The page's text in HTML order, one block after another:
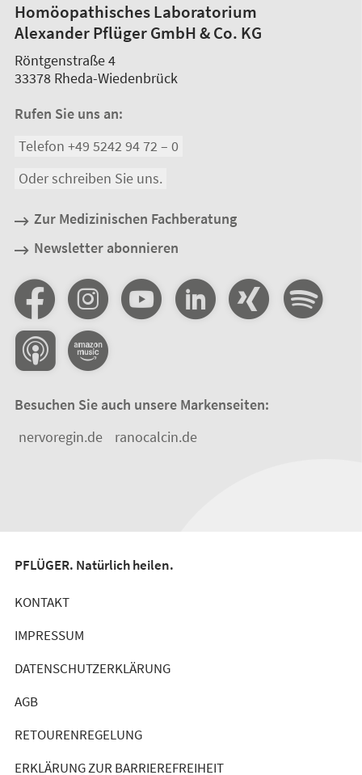
Homöopathisches Laboratorium
Alexander Pflüger GmbH & Co. KG
Röntgenstraße 4
33378 Rheda-Wiedenbrück
Rufen Sie uns an:
Telefon +49 5242 94 72 – 0
Oder schreiben Sie uns.
Zur Medizinischen Fachberatung
Newsletter abonnieren
Besuchen Sie auch unsere Markenseiten:
nervoregin.de
ranocalcin.de
PFLÜGER. Natürlich heilen.
KONTAKT
IMPRESSUM
DATENSCHUTZERKLÄRUNG
AGB
RETOURENREGELUNG
ERKLÄRUNG ZUR BARRIEREFREIHEIT